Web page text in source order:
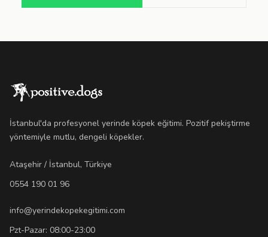
İstanbul'da profesyonel yerinde köpek eğitimi. Pozitif pekiştirme
yöntemiyle mutlu, dengeli köpekler.
Ataşehir / İstanbul, Türkiye
0554 190 01 96
info@yerindekopekegitimi.com
Pzt-Pazar: 08:00-23:00